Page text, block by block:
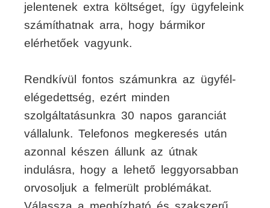
jelentenek extra költséget, így ügyfeleink
számíthatnak arra, hogy bármikor
elérhetőek vagyunk.
Rendkívül fontos számunkra az ügyfél-
elégedettség, ezért minden
szolgáltatásunkra 30 napos garanciát
vállalunk. Telefonos megkeresés után
azonnal készen állunk az útnak
indulásra, hogy a lehető leggyorsabban
orvosoljuk a felmerült problémákat.